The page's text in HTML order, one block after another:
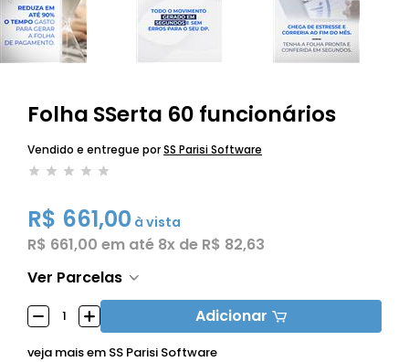
Folha SSerta 60 funcionários
Vendido e entregue porSS Parisi Software
R$ 661,00 à vista
R$ 661,00 em até 8x de R$ 82,63
Ver Parcelas
Adicionar
veja mais em SS Parisi Software